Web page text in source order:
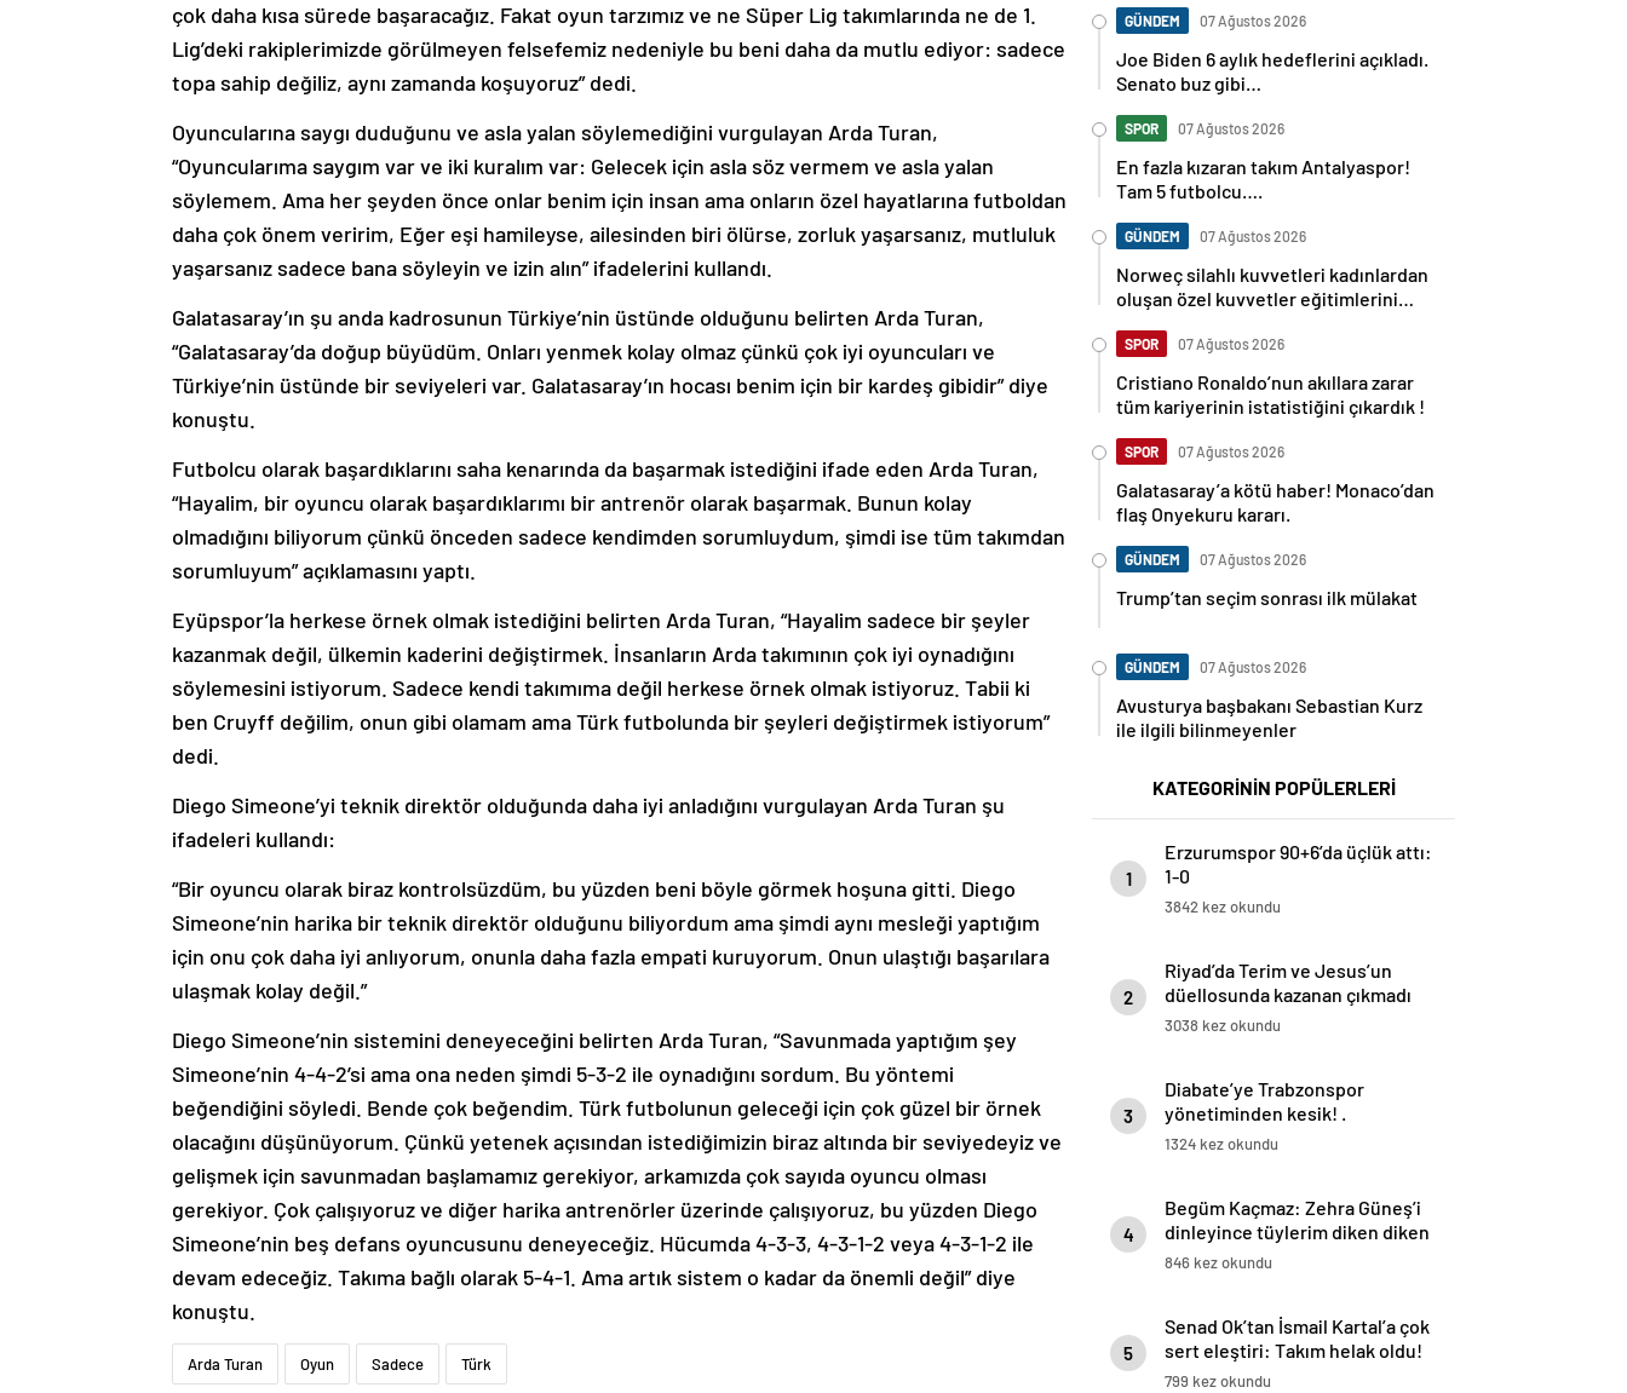
çok daha kısa sürede başaracağız. Fakat oyun tarzımız ve ne Süper Lig takımlarında ne de 1.
Lig’deki rakiplerimizde görülmeyen felsefemiz nedeniyle bu beni daha da mutlu ediyor: sadece
topa sahip değiliz, aynı zamanda koşuyoruz” dedi.
Oyuncularına saygı duduğunu ve asla yalan söylemediğini vurgulayan Arda Turan,
“Oyuncularıma saygım var ve iki kuralım var: Gelecek için asla söz vermem ve asla yalan
söylemem. Ama her şeyden önce onlar benim için insan ama onların özel hayatlarına futboldan
daha çok önem veririm, Eğer eşi hamileyse, ailesinden biri ölürse, zorluk yaşarsanız, mutluluk
yaşarsanız sadece bana söyleyin ve izin alın” ifadelerini kullandı.
Galatasaray’ın şu anda kadrosunun Türkiye’nin üstünde olduğunu belirten Arda Turan,
“Galatasaray’da doğup büyüdüm. Onları yenmek kolay olmaz çünkü çok iyi oyuncuları ve
Türkiye’nin üstünde bir seviyeleri var. Galatasaray’ın hocası benim için bir kardeş gibidir” diye
konuştu.
Futbolcu olarak başardıklarını saha kenarında da başarmak istediğini ifade eden Arda Turan,
“Hayalim, bir oyuncu olarak başardıklarımı bir antrenör olarak başarmak. Bunun kolay
olmadığını biliyorum çünkü önceden sadece kendimden sorumluydum, şimdi ise tüm takımdan
sorumluyum” açıklamasını yaptı.
Eyüpspor’la herkese örnek olmak istediğini belirten Arda Turan, “Hayalim sadece bir şeyler
kazanmak değil, ülkemin kaderini değiştirmek. İnsanların Arda takımının çok iyi oynadığını
söylemesini istiyorum. Sadece kendi takımıma değil herkese örnek olmak istiyoruz. Tabii ki
ben Cruyff değilim, onun gibi olamam ama Türk futbolunda bir şeyleri değiştirmek istiyorum”
dedi.
Diego Simeone’yi teknik direktör olduğunda daha iyi anladığını vurgulayan Arda Turan şu
ifadeleri kullandı:
“Bir oyuncu olarak biraz kontrolsüzdüm, bu yüzden beni böyle görmek hoşuna gitti. Diego
Simeone’nin harika bir teknik direktör olduğunu biliyordum ama şimdi aynı mesleği yaptığım
için onu çok daha iyi anlıyorum, onunla daha fazla empati kuruyorum. Onun ulaştığı başarılara
ulaşmak kolay değil.”
Diego Simeone’nin sistemini deneyeceğini belirten Arda Turan, “Savunmada yaptığım şey
Simeone’nin 4-4-2’si ama ona neden şimdi 5-3-2 ile oynadığını sordum. Bu yöntemi
beğendiğini söyledi. Bende çok beğendim. Türk futbolunun geleceği için çok güzel bir örnek
olacağını düşünüyorum. Çünkü yetenek açısından istediğimizin biraz altında bir seviyedeyiz ve
gelişmek için savunmadan başlamamız gerekiyor, arkamızda çok sayıda oyuncu olması
gerekiyor. Çok çalışıyoruz ve diğer harika antrenörler üzerinde çalışıyoruz, bu yüzden Diego
Simeone’nin beş defans oyuncusunu deneyeceğiz. Hücumda 4-3-3, 4-3-1-2 veya 4-3-1-2 ile
devam edeceğiz. Takıma bağlı olarak 5-4-1. Ama artık sistem o kadar da önemli değil” diye
konuştu.
Arda Turan Oyun Sadece Türk
GÜNDEM 07 Ağustos 2026
Joe Biden 6 aylık hedeflerini açıkladı.
Senato buz gibi…
SPOR 07 Ağustos 2026
En fazla kızaran takım Antalyaspor!
Tam 5 futbolcu….
GÜNDEM 07 Ağustos 2026
Norweç silahlı kuvvetleri kadınlardan
oluşan özel kuvvetler eğitimlerini
SPOR 07 Ağustos 2026
Cristiano Ronaldo’nun akıllara zarar
tüm kariyerinin istatistiğini çıkardık !
SPOR 07 Ağustos 2026
Galatasaray’a kötü haber! Monaco’dan
flaş Onyekuru kararı.
GÜNDEM 07 Ağustos 2026
Trump’tan seçim sonrası ilk mülakat
GÜNDEM 07 Ağustos 2026
Avusturya başbakanı Sebastian Kurz
ile ilgili bilinmeyenler
KATEGORİNİN POPÜLERLERİ
1
Erzurumspor 90+6’da üçlük attı:
1-0
3842 kez okundu
2
Riyad’da Terim ve Jesus’un
düellosunda kazanan çıkmadı
3038 kez okundu
3
Diabate’ye Trabzonspor
yönetiminden kesik! .
1324 kez okundu
4
Begüm Kaçmaz: Zehra Güneş’i
dinleyince tüylerim diken diken
oldu | Eda Erdem’i çok izliyorum
846 kez okundu
5
Senad Ok’tan İsmail Kartal’a çok
sert eleştiri: Takım helak oldu!
Toplantı yapılacak
799 kez okundu